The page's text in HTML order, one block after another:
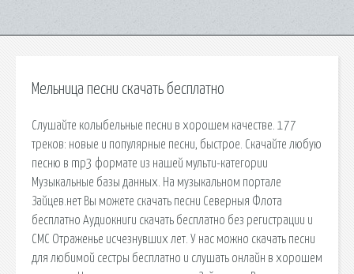
Мельница песни скачать бесплатно
Слушайте колыбельные песни в хорошем качестве. 177
треков: новые и популярные песни, быстрое. Скачайте любую
песню в mp3 формате из нашей мульти-категории
Музыкальные базы данных. На музыкальном портале
Зайцев.нет Вы можете скачать песни Северныя Флота
бесплатно Аудиокниги скачать бесплатно без регистрации и
СМС Отраженье исчезнувших лет. У нас можно скачать песни
для любимой сестры бесплатно и слушать онлайн в хорошем